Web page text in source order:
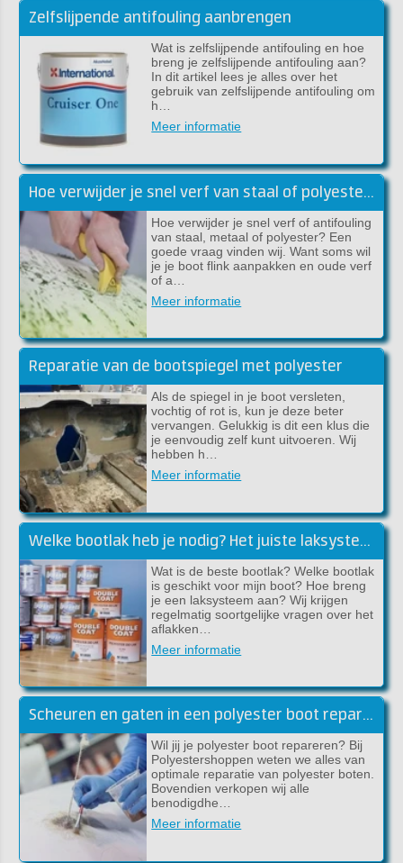
Zelfslijpende antifouling aanbrengen
Wat is zelfslijpende antifouling en hoe
breng je zelfslijpende antifouling aan?
In dit artikel lees je alles over het
gebruik van zelfslijpende antifouling om
h…
Meer informatie
Hoe verwijder je snel verf van staal of polyester?
Hoe verwijder je snel verf of antifouling
van staal, metaal of polyester? Een
goede vraag vinden wij. Want soms wil
je je boot flink aanpakken en oude verf
of a…
Meer informatie
Reparatie van de bootspiegel met polyester
Als de spiegel in je boot versleten,
vochtig of rot is, kun je deze beter
vervangen. Gelukkig is dit een klus die
je eenvoudig zelf kunt uitvoeren. Wij
hebben h…
Meer informatie
Welke bootlak heb je nodig? Het juiste laksysteem voor jouw boot!
Wat is de beste bootlak? Welke bootlak
is geschikt voor mijn boot? Hoe breng
je een laksysteem aan? Wij krijgen
regelmatig soortgelijke vragen over het
aflakken…
Meer informatie
Scheuren en gaten in een polyester boot repareren
Wil jij je polyester boot repareren? Bij
Polyestershoppen weten we alles van
optimale reparatie van polyester boten.
Bovendien verkopen wij alle
benodigdhe…
Meer informatie